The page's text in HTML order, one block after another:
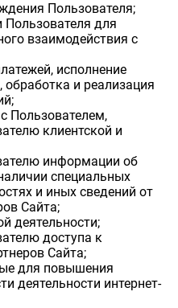
Пользователя;
Пользователя для
взаимодействия с
исполнение
обработка и реализация
Пользователем,
клиентской и
информации об
специальных
и иных сведений от
Сайта;
деятельности;
доступа к
Сайта;
для повышения
деятельности интернет-